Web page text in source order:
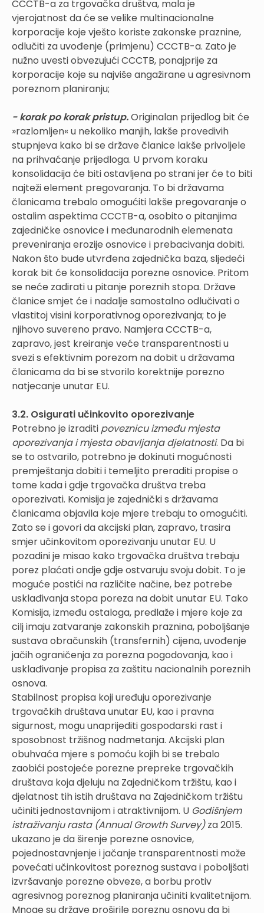
CCCTB-a za trgovačka društva, mala je
vjerojatnost da će se velike multinacionalne
korporacije koje vješto koriste zakonske praznine,
odlučiti za uvođenje (primjenu) CCCTB-a. Zato je
nužno uvesti obvezujući CCCTB, ponajprije za
korporacije koje su najviše angažirane u agresivnom
poreznom planiranju;
- korak po korak pristup.Originalan prijedlog bit će
»razlomljen« u nekoliko manjih, lakše provedivih
stupnjeva kako bi se države članice lakše privoljele
na prihvaćanje prijedloga. U prvom koraku
konsolidacija će biti ostavljena po strani jer će to biti
najteži element pregovaranja. To bi državama
članicama trebalo omogućiti lakše pregovaranje o
ostalim aspektima CCCTB-a, osobito o pitanjima
zajedničke osnovice i međunarodnih elemenata
preveniranja erozije osnovice i prebacivanja dobiti.
Nakon što bude utvrđena zajednička baza, sljedeći
korak bit će konsolidacija porezne osnovice. Pritom
se neće zadirati u pitanje poreznih stopa. Države
članice smjet će i nadalje samostalno odlučivati o
vlastitoj visini korporativnog oporezivanja; to je
njihovo suvereno pravo. Namjera CCCTB-a,
zapravo, jest kreiranje veće transparentnosti u
svezi s efektivnim porezom na dobit u državama
članicama da bi se stvorilo korektnije porezno
natjecanje unutar EU.
3.2. Osigurati učinkovito oporezivanje
Potrebno je izraditi poveznicu između mjesta
oporezivanja i mjesta obavljanja djelatnosti. Da bi
se to ostvarilo, potrebno je dokinuti mogućnosti
premještanja dobiti i temeljito preraditi propise o
tome kada i gdje trgovačka društva treba
oporezivati. Komisija je zajednički s državama
članicama objavila koje mjere trebaju to omogućiti.
Zato se i govori da akcijski plan, zapravo, trasira
smjer učinkovitom oporezivanju unutar EU. U
pozadini je misao kako trgovačka društva trebaju
porez plaćati ondje gdje ostvaruju svoju dobit. To je
moguće postići na različite načine, bez potrebe
usklađivanja stopa poreza na dobit unutar EU. Tako
Komisija, između ostaloga, predlaže i mjere koje za
cilj imaju zatvaranje zakonskih praznina, poboljšanje
sustava obračunskih (transfernih) cijena, uvođenje
jačih ograničenja za porezna pogodovanja, kao i
usklađivanje propisa za zaštitu nacionalnih poreznih
osnova.
Stabilnost propisa koji uređuju oporezivanje
trgovačkih društava unutar EU, kao i pravna
sigurnost, mogu unaprijediti gospodarski rast i
sposobnost tržišnog nadmetanja. Akcijski plan
obuhvaća mjere s pomoću kojih bi se trebalo
zaobići postojeće porezne prepreke trgovačkih
društava koja djeluju na Zajedničkom tržištu, kao i
djelatnost tih istih društava na Zajedničkom tržištu
učiniti jednostavnijom i atraktivnijom. U Godišnjem
istraživanju rasta (Annual Growth Survey)za 2015.
ukazano je da širenje porezne osnovice,
pojednostavnjenje i jačanje transparentnosti može
povećati učinkovitost poreznog sustava i poboljšati
izvršavanje porezne obveze, a borbu protiv
agresivnog poreznog planiranja učiniti kvalitetnijom.
Mnoge su države proširile poreznu osnovu da bi